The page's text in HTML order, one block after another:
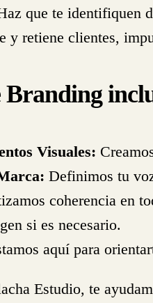
que te identifiquen
y retiene clientes,
Branding
Visuales:
Definimos tu
coherencia en
si es necesario.
aquí para
Estudio, te